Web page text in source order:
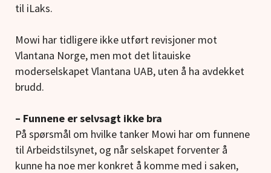
til iLaks.
Mowi har tidligere ikke utført revisjoner mot
Vlantana Norge, men mot det litauiske
moderselskapet Vlantana UAB, uten å ha avdekket
brudd.
– Funnene er selvsagt ikke bra
På spørsmål om hvilke tanker Mowi har om funnene
til Arbeidstilsynet, og når selskapet forventer å
kunne ha noe mer konkret å komme med i saken,